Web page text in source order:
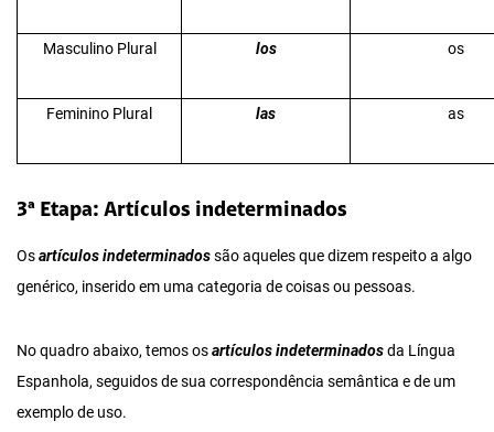
Masculino Plural los os
Feminino Plural las as
3ª Etapa: Artículos indeterminados
Osartículos indeterminadossão aqueles que dizem respeito a algo
genérico, inserido em uma categoria de coisas ou pessoas.
No quadro abaixo, temos osartículos indeterminadosda Língua
Espanhola, seguidos de sua correspondência semântica e de um
exemplo de uso.